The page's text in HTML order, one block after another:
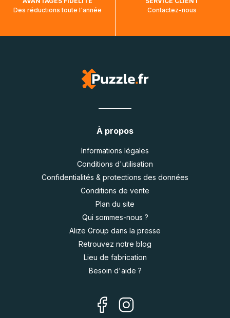
Des réductions toute l'année
Contactez-nous
À propos
Informations légales
Conditions d'utilisation
Confidentialités & protections des données
Conditions de vente
Plan du site
Qui sommes-nous ?
Alize Group dans la presse
Retrouvez notre blog
Lieu de fabrication
Besoin d'aide ?